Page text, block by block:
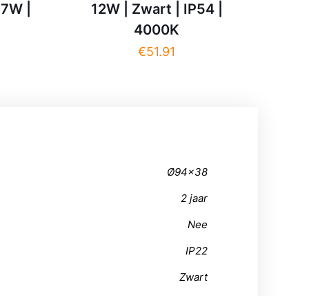
|
12W | Zwart | IP54 |
4000K
€51.91
Ø94×38
2 jaar
Nee
IP22
Zwart